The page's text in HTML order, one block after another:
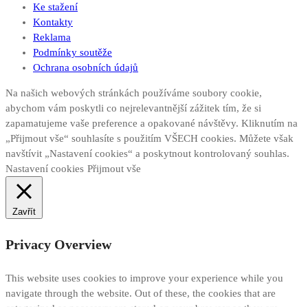
Ke stažení
Kontakty
Reklama
Podmínky soutěže
Ochrana osobních údajů
Na našich webových stránkách používáme soubory cookie,
abychom vám poskytli co nejrelevantnější zážitek tím, že si
zapamatujeme vaše preference a opakované návštěvy. Kliknutím na
„Přijmout vše“ souhlasíte s použitím VŠECH cookies. Můžete však
navštívit „Nastavení cookies“ a poskytnout kontrolovaný souhlas.
Nastavení cookies Přijmout vše
Zavřít
Privacy Overview
This website uses cookies to improve your experience while you
navigate through the website. Out of these, the cookies that are